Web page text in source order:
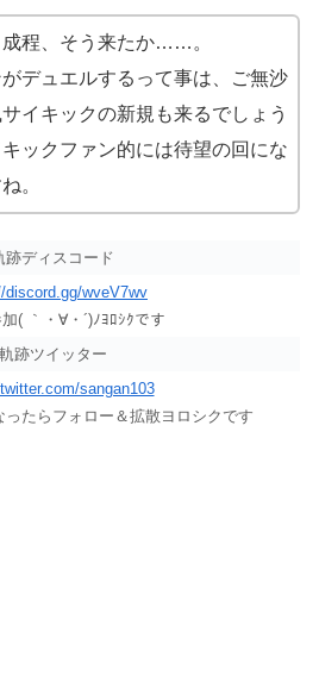
成程、そう来たか……。
デュエルするって事は、ご無沙
イキックの新規も来るでしょう
ックファン的には待望の回にな
。
跡ディスコード
discord.gg/wveV7wv
( ｀・∀・´)ﾉﾖﾛｼｸです
軌跡ツイッター
sangan103
たらフォロー＆拡散ヨロシクです